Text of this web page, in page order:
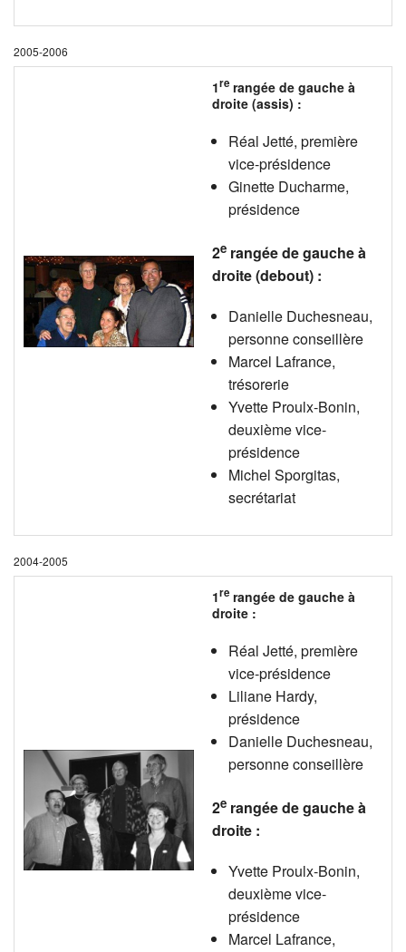
2005-2006
1re rangée de gauche à
droite (assis) :
Réal Jetté, première
vice-présidence
Ginette Ducharme,
présidence
2e rangée de gauche à
droite (debout) :
Danielle Duchesneau,
personne conseillère
Marcel Lafrance,
trésorerie
Yvette Proulx-Bonin,
deuxième vice-
présidence
Michel Sporgitas,
secrétariat
2004-2005
1re rangée de gauche à
droite :
Réal Jetté, première
vice-présidence
Liliane Hardy,
présidence
Danielle Duchesneau,
personne conseillère
2e rangée de gauche à
droite :
Yvette Proulx-Bonin,
deuxième vice-
présidence
Marcel Lafrance,